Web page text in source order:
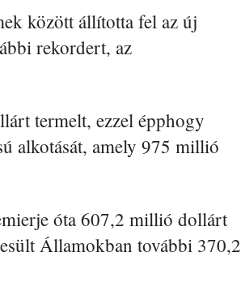
között állította fel az új
rekordert, az
termelt, ezzel épphogy
alkotását, amely 975 millió
óta 607,2 millió dollárt
Államokban további 370,2